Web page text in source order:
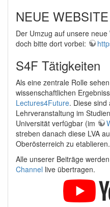
NEUE WEBSITE
Der Umzug auf unsere
doch bitte dort vorbei:
S4F Tätigkeiten
Als eine zentrale Rolle
wissenschaftlichen
Lectures4Future. Diese
Lehrveranstaltung im
Universität verfügbar (im
streben danach diese LVA
Oberösterreich zu etablieren.
Alle unserer Beiträge
Channel live übertragen.